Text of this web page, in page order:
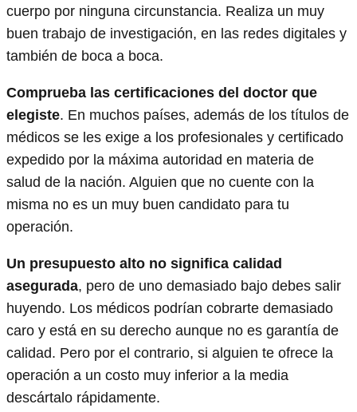
cuerpo por ninguna circunstancia. Realiza un muy
buen trabajo de investigación, en las redes digitales y
también de boca a boca.
Comprueba las certificaciones del doctor que
elegiste. En muchos países, además de los títulos de
médicos se les exige a los profesionales y certificado
expedido por la máxima autoridad en materia de
salud de la nación. Alguien que no cuente con la
misma no es un muy buen candidato para tu
operación.
Un presupuesto alto no significa calidad
asegurada, pero de uno demasiado bajo debes salir
huyendo. Los médicos podrían cobrarte demasiado
caro y está en su derecho aunque no es garantía de
calidad. Pero por el contrario, si alguien te ofrece la
operación a un costo muy inferior a la media
descártalo rápidamente.